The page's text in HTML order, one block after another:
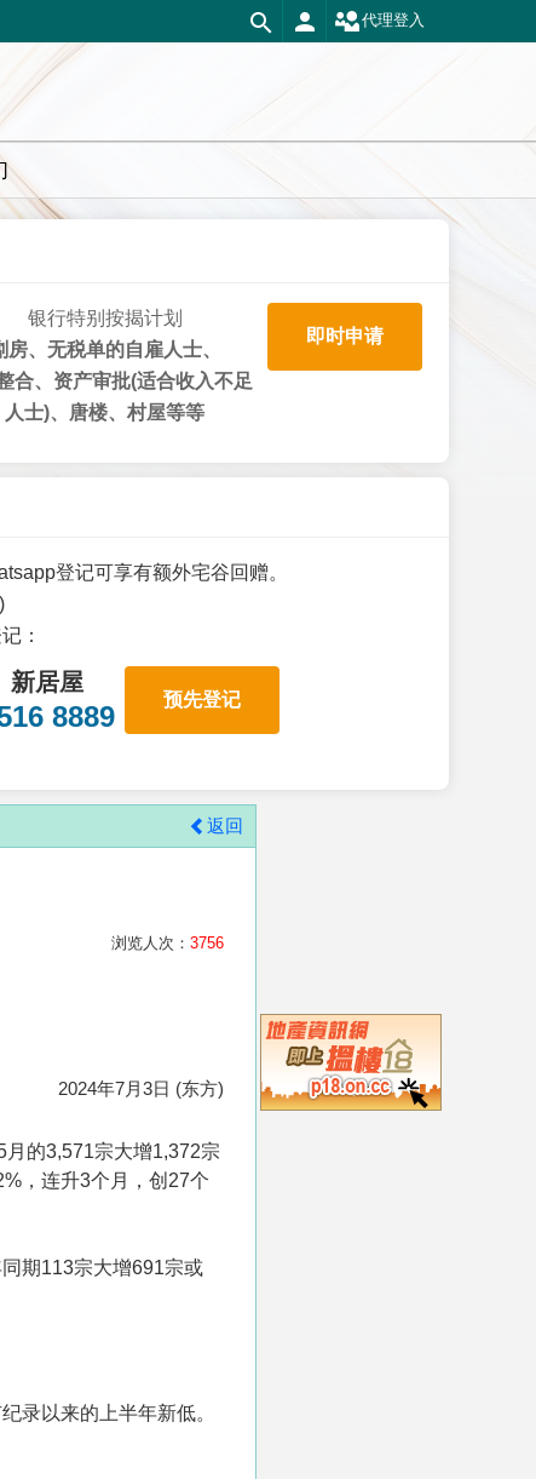
代理登入
银行特别按揭计划
房、无税单的自雇人士、
合、资产审批(适合收入不足
人士)、唐楼、村屋等等
即时申请
登记可享有额外宅谷回赠。
：
新居屋
8889
预先登记
返回
浏览人次： 3756
2024年7月3日 (东方)
的3,571宗大增1,372宗
，连升3个月，创27个
期113宗大增691宗或
录以来的上半年新低。